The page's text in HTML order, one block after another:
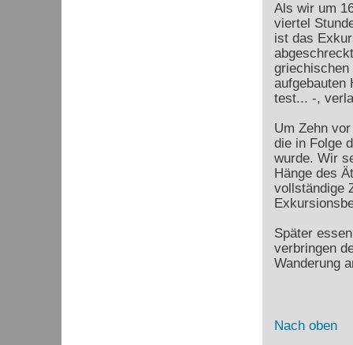
Als wir um
viertel
ist das
griechischen
aufgebauten
test... -,
Um Zehn
die in Folge
wurde. Wir
Hänge des
vollständige
Später
verbringen
Wanderung
Nach oben